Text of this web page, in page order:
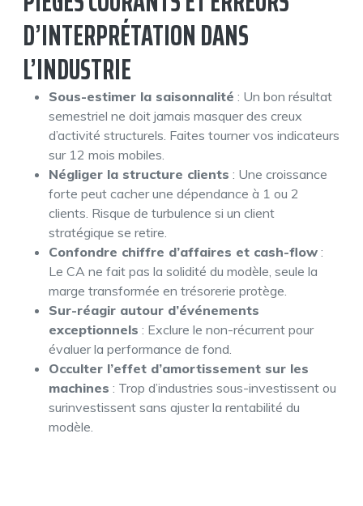
D’INTERPRÉTATION DANS
L’INDUSTRIE
Sous-estimer la saisonnalité : Un bon résultat
semestriel ne doit jamais masquer des creux
d’activité structurels. Faites tourner vos indicateurs
sur 12 mois mobiles.
Négliger la structure clients : Une croissance
forte peut cacher une dépendance à 1 ou 2
clients. Risque de turbulence si un client
stratégique se retire.
Confondre chiffre d’affaires et cash-flow :
Le CA ne fait pas la solidité du modèle, seule la
marge transformée en trésorerie protège.
Sur-réagir autour d’événements
exceptionnels : Exclure le non-récurrent pour
évaluer la performance de fond.
Occulter l’effet d’amortissement sur les
machines : Trop d’industries sous-investissent ou
surinvestissent sans ajuster la rentabilité du
modèle.